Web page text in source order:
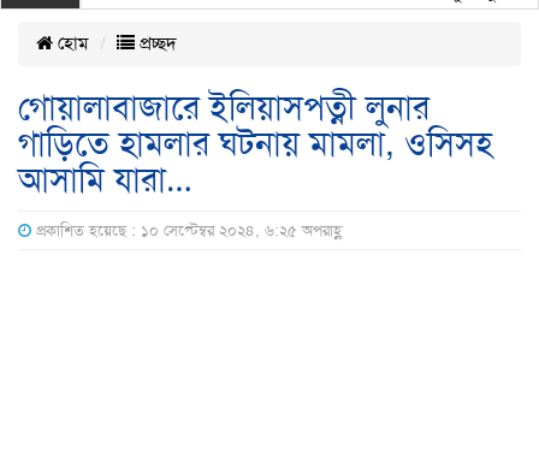
হোম প্রচ্ছদ
গোয়ালাবাজারে ইলিয়াসপত্নী লুনার
গাড়িতে হামলার ঘটনায় মামলা, ওসিসহ
আসামি যারা…
প্রকাশিত হয়েছে : ১০ সেপ্টেম্বর ২০২৪, ৬:২৫ অপরাহ্ণ